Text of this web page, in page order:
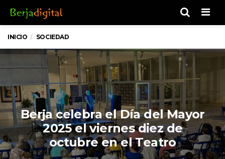
INICIO SOCIEDAD
Berja celebra el Día del Mayor
2025 el viernes diez de
octubre en el Teatro